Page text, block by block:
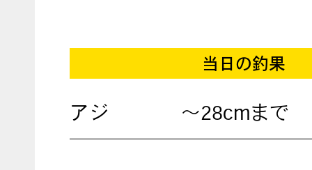
当日の釣果
アジ ～28cmまで